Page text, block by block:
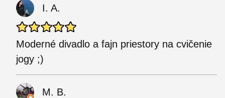
I. A.
Moderné divadlo a fajn priestory na cvičenie
jogy ;)
M. B.